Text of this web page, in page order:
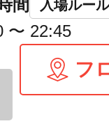
間
入場ルール
〜 22:45
フ